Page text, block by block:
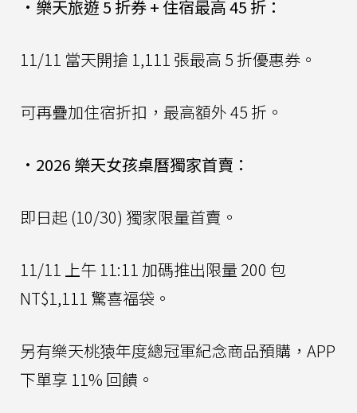
• 樂天旅遊 5 折券 + 住宿最高 45 折：
11/11 當天開搶 1,111 張最高 5 折優惠券。
可再疊加住宿折扣，最高額外 45 折。
• 2026 樂天女孩桌曆獨家首賣：
即日起 (10/30) 獨家限量首賣。
11/11 上午 11:11 加碼推出限量 200 包
NT$1,111 驚喜福袋。
另有樂天桃猿年度總冠軍紀念商品預購，APP
下單享 11% 回饋。